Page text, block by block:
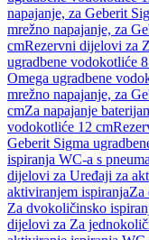
napajanje, za Geberit
mrežno napajanje, za
cmRezervni dijelovi za
ugradbene vodokotliće
Omega ugradbene
mrežno napajanje, za
cmZa napajanje
vodokotliće 12 cm
Geberit Sigma
ispiranja WC-a s
dijelovi za Uređaji za
aktiviranjem ispiranjaZa
Za dvokoličinsko
dijelovi za Za